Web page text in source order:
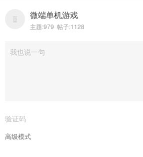
微端单机游戏
主题:979 帖子:1128
点击重新加载
高级模式